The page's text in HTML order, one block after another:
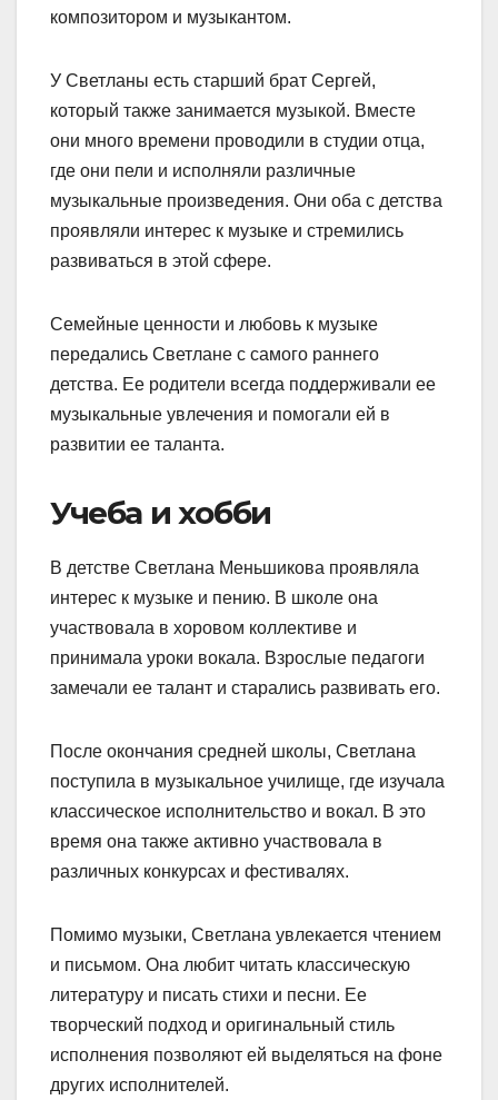
композитором и музыкантом.
У Светланы есть старший брат Сергей,
который также занимается музыкой. Вместе
они много времени проводили в студии отца,
где они пели и исполняли различные
музыкальные произведения. Они оба с детства
проявляли интерес к музыке и стремились
развиваться в этой сфере.
Семейные ценности и любовь к музыке
передались Светлане с самого раннего
детства. Ее родители всегда поддерживали ее
музыкальные увлечения и помогали ей в
развитии ее таланта.
Учеба и хобби
В детстве Светлана Меньшикова проявляла
интерес к музыке и пению. В школе она
участвовала в хоровом коллективе и
принимала уроки вокала. Взрослые педагоги
замечали ее талант и старались развивать его.
После окончания средней школы, Светлана
поступила в музыкальное училище, где изучала
классическое исполнительство и вокал. В это
время она также активно участвовала в
различных конкурсах и фестивалях.
Помимо музыки, Светлана увлекается чтением
и письмом. Она любит читать классическую
литературу и писать стихи и песни. Ее
творческий подход и оригинальный стиль
исполнения позволяют ей выделяться на фоне
других исполнителей.